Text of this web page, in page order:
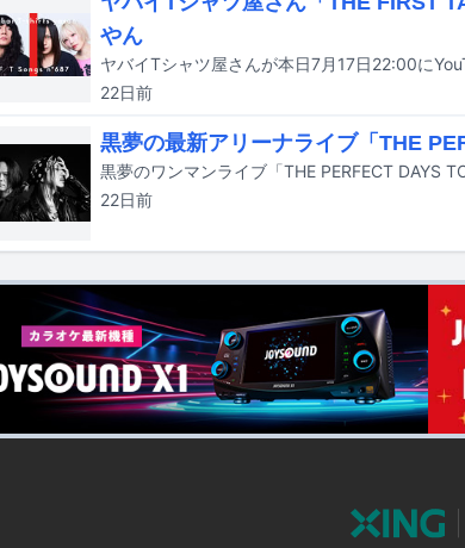
やん
22日前
黒夢の最新アリーナライブ「THE
22日前